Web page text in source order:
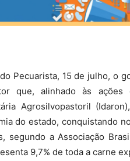
Pecuarista, 15 de julho, o
que, alinhado às ações
Agrosilvopastoril
do estado, conquistando
segundo a Associação
9,7% de toda a carne